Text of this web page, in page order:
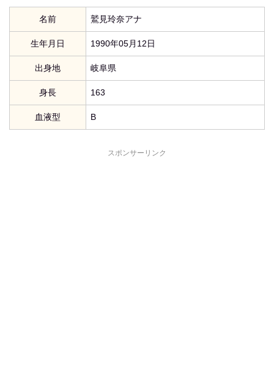
名前 鷲見玲奈アナ
生年月日 1990年05月12日
出身地 岐阜県
身長 163
血液型 B
スポンサーリンク